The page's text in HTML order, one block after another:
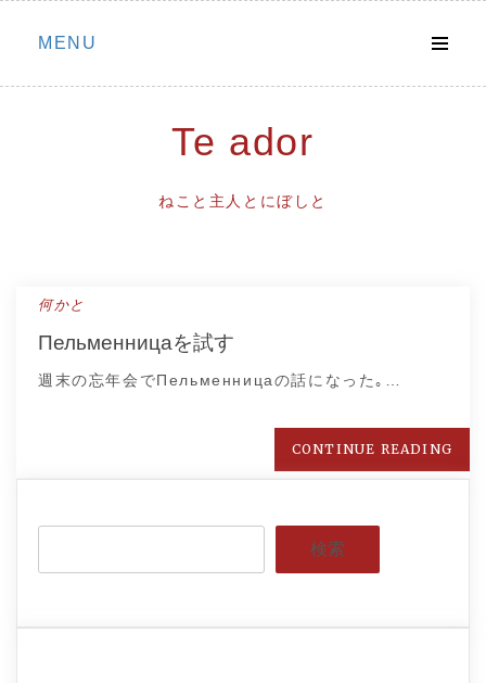
Skip
MENU
Te ador
ねこと主人とにぼしと
何かと
Пельменницаを試す
週末の忘年会でПельменницаの話になった｡…
CONTINUE READING
検索